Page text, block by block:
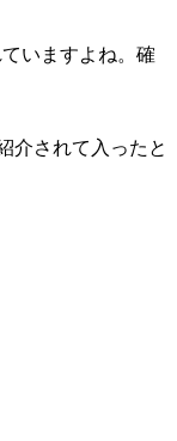
いますよね。確
介されて入ったと